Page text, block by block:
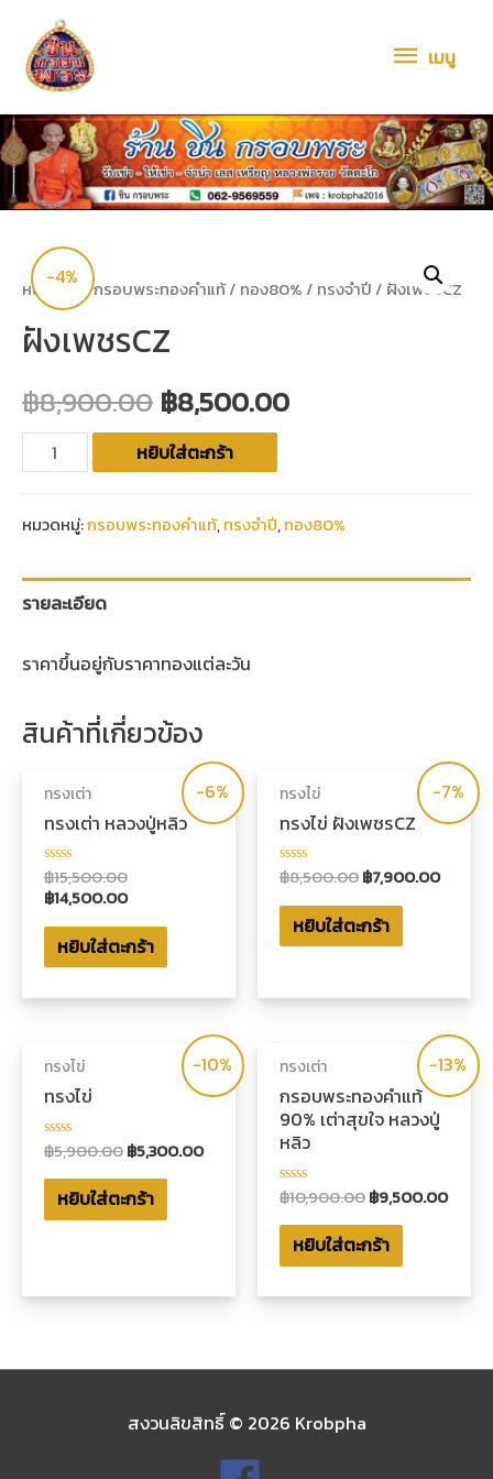
เมนู
-4%
หน้าหลัก /กรอบพระทองคำแท้/ ทอง80% / ทรงจำปี / ฝังเพชรCZ
ฝังเพชรCZ
฿8,900.00 ฿8,500.00
หยิบใส่ตะกร้า
หมวดหมู่:กรอบพระทองคำแท้,ทรงจำปี,ทอง80%
รายละเอียด
ราคาขึ้นอยู่กับราคาทองแต่ละวัน
สินค้าที่เกี่ยวข้อง
-6%
ทรงเต่า
ทรงเต่า หลวงปู่หลิว
ให้
คะแนน
0
คะแนน
฿15,500.00
฿14,500.00
หยิบใส่ตะกร้า
-7%
ทรงไข่
ทรงไข่ ฝังเพชรCZ
ให้
คะแนน
0
ตั้งแต่
5
฿8,500.00฿7,900.00
หยิบใส่ตะกร้า
-10%
ทรงไข่
ทรงไข่
ให้
คะแนน
0
ตั้งแต่
5
฿5,900.00฿5,300.00
หยิบใส่ตะกร้า
-13%
ทรงเต่า
กรอบพระทองคำแท้
90% เต่าสุขใจ หลวงปู่
หลิว
ให้
คะแนน
0
ตั้งแต่
5
฿10,900.00฿9,500.00
หยิบใส่ตะกร้า
สงวนลิขสิทธิ์ © 2026 Krobpha